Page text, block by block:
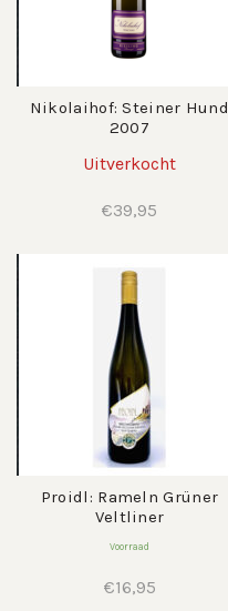
Nikolaihof: Steiner Hund
2007
Uitverkocht
€39,95
Proidl: Rameln Grüner
Veltliner
Voorraad
€16,95